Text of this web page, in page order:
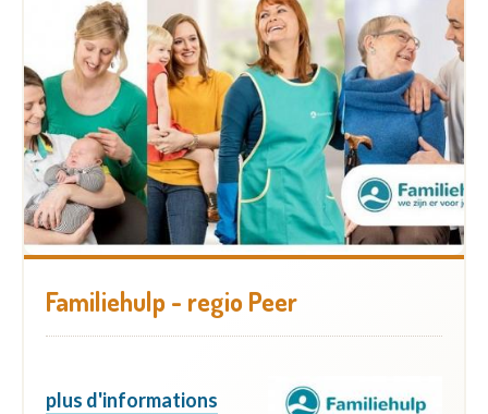
Familiehulp - regio Peer
plus d'informations